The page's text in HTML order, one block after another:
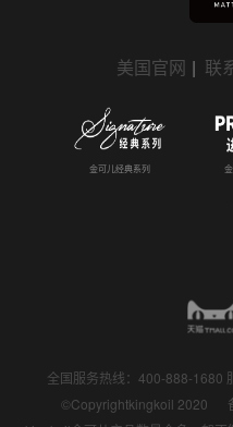
美国官网 | 联
金可儿经典系列
全国服务热线：400-888-1680
©Copyrightkingkoil 2020 备